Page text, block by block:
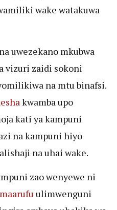
wake watakuwa
uwezekano mkubwa
vizuri zaidi sokoni
na mtu binafsi.
kwamba upo
kati ya kampuni
na kampuni hiyo
na uhai wake.
zao wenyewe ni
ulimwenguni